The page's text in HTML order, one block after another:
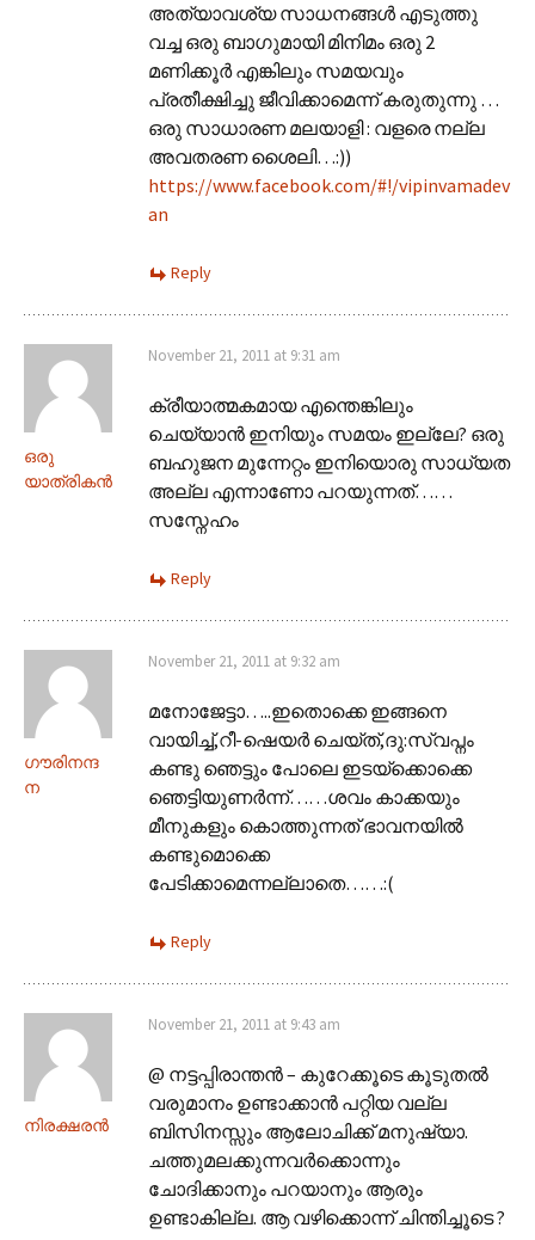
അത്യാവശ്യ സാധനങ്ങള്‍ എടുത്തു
വച്ച ഒരു ബാഗുമായി മിനിമം ഒരു 2
മണിക്കൂര്‍ എങ്കിലും സമയവും
പ്രതീക്ഷിച്ചു ജീവിക്കാമെന്ന് കരുതുന്നു …
ഒരു സാധാരണ മലയാളി : വളരെ നല്ല
അവതരണ ശൈലി…:))
https://www.facebook.com/#!/vipinvamadev
an
Reply
ഒരു
യാത്രികന്‍
November 21, 2011 at 9:31 am
ക്രീയാത്മകമായ എന്തെങ്കിലും
ചെയ്യാന്‍ ഇനിയും സമയം ഇല്ലേ? ഒരു
ബഹുജന മുന്നേറ്റം ഇനിയൊരു സാധ്യത
അല്ല എന്നാണോ പറയുന്നത്……
സസ്നേഹം
Reply
ഗൗരിനന്ദ
ന
November 21, 2011 at 9:32 am
മനോജേട്ടാ…..ഇതൊക്കെ ഇങ്ങനെ
വായിച്ച്,റീ-ഷെയര്‍ ചെയ്ത്,ദു:സ്വപ്നം
കണ്ടു ഞെട്ടും പോലെ ഇടയ്ക്കൊക്കെ
ഞെട്ടിയുണര്‍ന്ന്……ശവം കാക്കയും
മീനുകളും കൊത്തുന്നത് ഭാവനയില്‍
കണ്ടുമൊക്കെ
പേടിക്കാമെന്നല്ലാതെ……:(
Reply
നിരക്ഷരൻ
November 21, 2011 at 9:43 am
@ നട്ടപ്പിരാന്തന്‍ – കുറേക്കൂടെ കൂടുതൽ
വരുമാനം ഉണ്ടാക്കാൻ പറ്റിയ വല്ല
ബിസിനസ്സും ആലോചിക്ക് മനുഷ്യാ.
ചത്തുമലക്കുന്നവർക്കൊന്നും
ചോദിക്കാനും പറയാനും ആരും
ഉണ്ടാകില്ല. ആ വഴിക്കൊന്ന് ചിന്തിച്ചൂടെ ?